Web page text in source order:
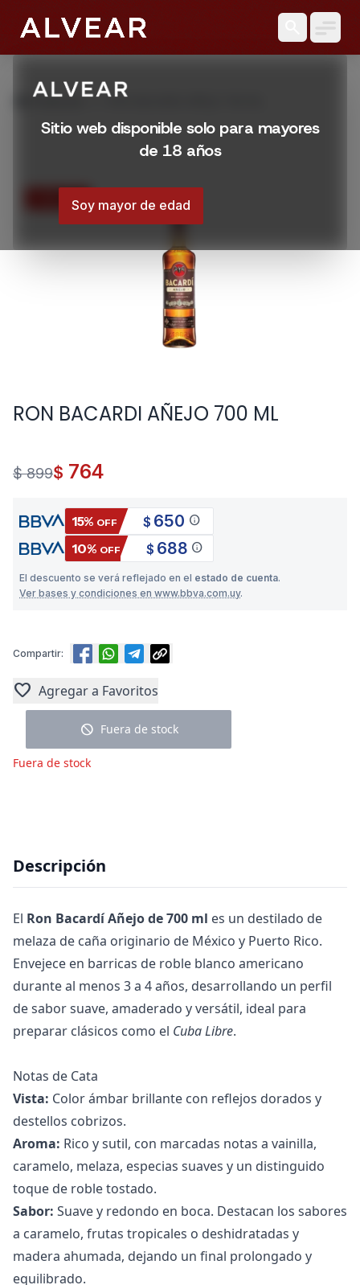
Sitio web disponible solo para mayores
de 18 años
Soy mayor de edad
Productos RON BACARDI AÑEJO 700 ML
15% OFF
RON BACARDI AÑEJO 700 ML
$ 899$ 764
15% OFF $ 650 info
10% OFF $ 688 info
El descuento se verá reflejado en el estado de cuenta.
Ver bases y condiciones en www.bbva.com.uy.
Compartir:
favorite Agregar a Favoritos
block Fuera de stock
Fuera de stock
Descripción
El Ron Bacardí Añejo de 700 ml es un destilado de
melaza de caña originario de México y Puerto Rico.
Envejece en barricas de roble blanco americano
durante al menos 3 a 4 años, desarrollando un perfil
de sabor suave, amaderado y versátil, ideal para
preparar clásicos como el Cuba Libre.
Notas de Cata
Vista: Color ámbar brillante con reflejos dorados y
destellos cobrizos.
Aroma: Rico y sutil, con marcadas notas a vainilla,
caramelo, melaza, especias suaves y un distinguido
toque de roble tostado.
Sabor: Suave y redondo en boca. Destacan los sabores
a caramelo, frutas tropicales o deshidratadas y
madera ahumada, dejando un final prolongado y
equilibrado.